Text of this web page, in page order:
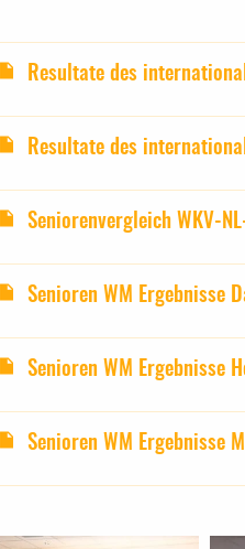
Resultate des
Resultate des
Seniorenvergleich WKV-
Senioren WM Ergebnisse
Senioren WM Ergebnisse
Senioren WM Ergebnisse